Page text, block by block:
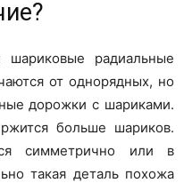
шариковые радиальные
от однорядных, но
дорожки с шариками.
больше шариков.
симметрично или в
такая деталь похожа